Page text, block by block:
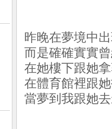
昨晚在夢境中
而是確確實實
在她樓下跟她
在體育館裡跟
當夢到我跟她